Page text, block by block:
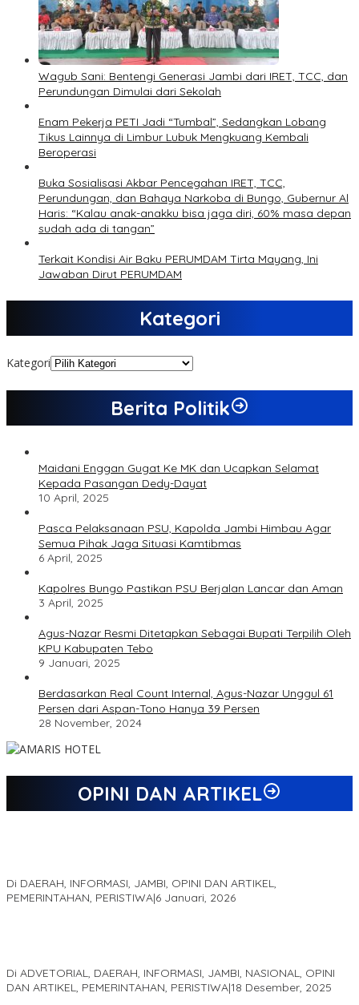
Wagub Sani: Bentengi Generasi Jambi dari IRET, TCC, dan
Perundungan Dimulai dari Sekolah
Enam Pekerja PETI Jadi “Tumbal”, Sedangkan Lobang
Tikus Lainnya di Limbur Lubuk Mengkuang Kembali
Beroperasi
Buka Sosialisasi Akbar Pencegahan IRET, TCC,
Perundungan, dan Bahaya Narkoba di Bungo, Gubernur Al
Haris: “Kalau anak-anakku bisa jaga diri, 60% masa depan
sudah ada di tangan”
Terkait Kondisi Air Baku PERUMDAM Tirta Mayang, Ini
Jawaban Dirut PERUMDAM
Kategori
Kategori
Berita Politik
Maidani Enggan Gugat Ke MK dan Ucapkan Selamat
Kepada Pasangan Dedy-Dayat
10 April, 2025
Pasca Pelaksanaan PSU, Kapolda Jambi Himbau Agar
Semua Pihak Jaga Situasi Kamtibmas
6 April, 2025
Kapolres Bungo Pastikan PSU Berjalan Lancar dan Aman
3 April, 2025
Agus-Nazar Resmi Ditetapkan Sebagai Bupati Terpilih Oleh
KPU Kabupaten Tebo
9 Januari, 2025
Berdasarkan Real Count Internal, Agus-Nazar Unggul 61
Persen dari Aspan-Tono Hanya 39 Persen
28 November, 2024
OPINI DAN ARTIKEL
Di DAERAH, INFORMASI, JAMBI, OPINI DAN ARTIKEL,
PEMERINTAHAN, PERISTIWA|6 Januari, 2026
Di ADVETORIAL, DAERAH, INFORMASI, JAMBI, NASIONAL, OPINI
DAN ARTIKEL, PEMERINTAHAN, PERISTIWA|18 Desember, 2025